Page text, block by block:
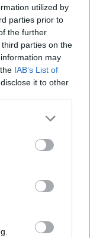
utilized by
parties prior to
the further
parties on the
may
IAB’s List of
it to other
θέματα
δράσεις
των
και την
στόχο τη
επίτευξη
για τους
Με